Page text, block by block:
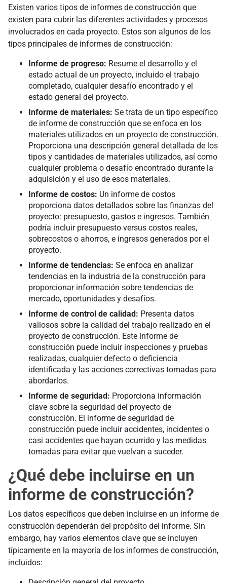
Existen varios tipos de informes de construcción que
existen para cubrir las diferentes actividades y procesos
involucrados en cada proyecto. Estos son algunos de los
tipos principales de informes de construcción:
Informe de progreso: Resume el desarrollo y el
estado actual de un proyecto, incluido el trabajo
completado, cualquier desafío encontrado y el
estado general del proyecto.
Informe de materiales: Se trata de un tipo específico
de informe de construcción que se enfoca en los
materiales utilizados en un proyecto de construcción.
Proporciona una descripción general detallada de los
tipos y cantidades de materiales utilizados, así como
cualquier problema o desafío encontrado durante la
adquisición y el uso de esos materiales.
Informe de costos: Un informe de costos
proporciona datos detallados sobre las finanzas del
proyecto: presupuesto, gastos e ingresos. También
podría incluir presupuesto versus costos reales,
sobrecostos o ahorros, e ingresos generados por el
proyecto.
Informe de tendencias: Se enfoca en analizar
tendencias en la industria de la construcción para
proporcionar información sobre tendencias de
mercado, oportunidades y desafíos.
Informe de control de calidad: Presenta datos
valiosos sobre la calidad del trabajo realizado en el
proyecto de construcción. Este informe de
construcción puede incluir inspecciones y pruebas
realizadas, cualquier defecto o deficiencia
identificada y las acciones correctivas tomadas para
abordarlos.
Informe de seguridad: Proporciona información
clave sobre la seguridad del proyecto de
construcción. El informe de seguridad de
construcción puede incluir accidentes, incidentes o
casi accidentes que hayan ocurrido y las medidas
tomadas para evitar que vuelvan a suceder.
¿Qué debe incluirse en un
informe de construcción?
Los datos específicos que deben incluirse en un informe de
construcción dependerán del propósito del informe. Sin
embargo, hay varios elementos clave que se incluyen
típicamente en la mayoría de los informes de construcción,
incluidos: